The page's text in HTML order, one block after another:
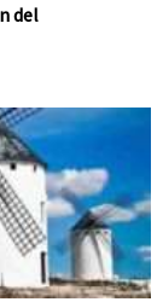
del